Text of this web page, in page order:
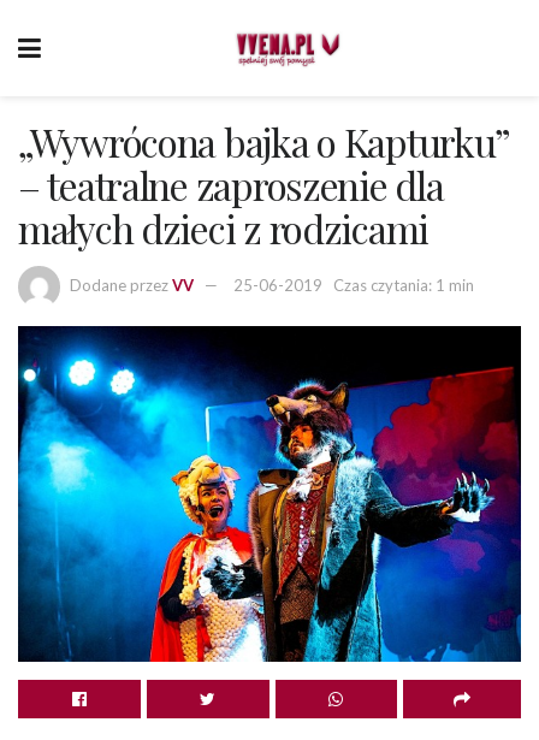
„Wywrócona bajka o Kapturku”
– teatralne zaproszenie dla
małych dzieci z rodzicami
Dodane przezVV 25-06-2019 Czas czytania: 1 min